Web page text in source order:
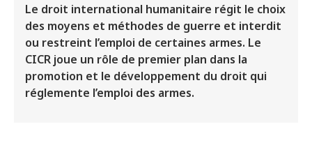
Le droit international humanitaire régit le choix
des moyens et méthodes de guerre et interdit
ou restreint l’emploi de certaines armes. Le
CICR joue un rôle de premier plan dans la
promotion et le développement du droit qui
réglemente l’emploi des armes.